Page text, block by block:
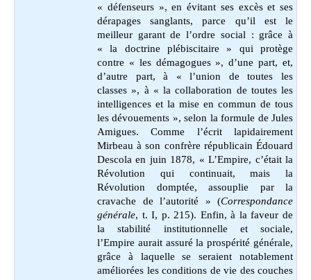
« défenseurs », en évitant ses excès et ses
dérapages sanglants, parce qu’il est le
meilleur garant de l’ordre social : grâce à
« la doctrine plébiscitaire » qui protège
contre « les démagogues », d’une part, et,
d’autre part, à « l’union de toutes les
classes », à « la collaboration de toutes les
intelligences et la mise en commun de tous
les dévouements », selon la formule de Jules
Amigues. Comme l’écrit lapidairement
Mirbeau à son confrère républicain Édouard
Descola en juin 1878, « L’Empire, c’était la
Révolution qui continuait, mais la
Révolution domptée, assouplie par la
cravache de l’autorité » (Correspondance
générale, t. I, p. 215). Enfin, à la faveur de
la stabilité institutionnelle et sociale,
l’Empire aurait assuré la prospérité générale,
grâce à laquelle se seraient notablement
améliorées les conditions de vie des couches